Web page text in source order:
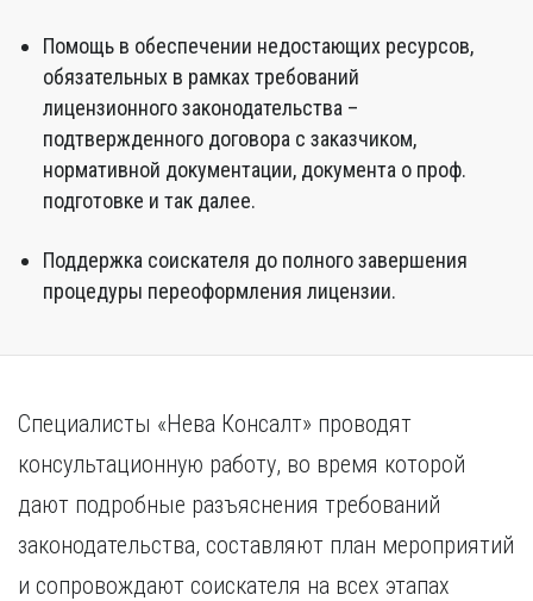
Помощь в обеспечении недостающих ресурсов,
обязательных в рамках требований
лицензионного законодательства –
подтвержденного договора с заказчиком,
нормативной документации, документа о проф.
подготовке и так далее.
Поддержка соискателя до полного завершения
процедуры переоформления лицензии.
Специалисты «Нева Консалт» проводят
консультационную работу, во время которой
дают подробные разъяснения требований
законодательства, составляют план мероприятий
и сопровождают соискателя на всех этапах